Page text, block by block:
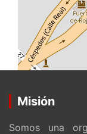
Misión
Somos una